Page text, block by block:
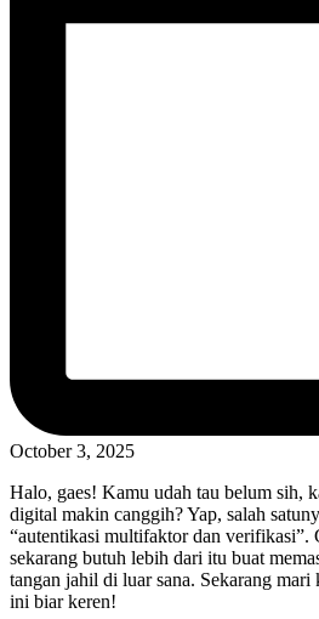
October 3, 2025
Halo, gaes! Kamu udah tau belum sih,
digital makin canggih? Yap, salah
“autentikasi multifaktor dan verifikasi”.
sekarang butuh lebih dari itu buat
tangan jahil di luar sana. Sekarang mari
ini biar keren!